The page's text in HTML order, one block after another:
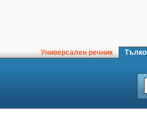
Универсален речник